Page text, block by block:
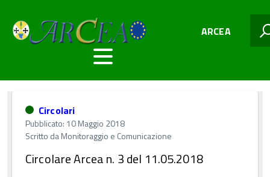
ARCEA
Circolari
Pubblicato: 10 Maggio 2018
Scritto daMonitoraggio e Comunicazione
Circolare Arcea n. 3 del 11.05.2018